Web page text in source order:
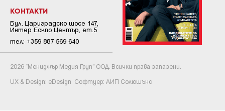
КОНТАКТИ
Бул. Цариградско шосе 147,
Интер Ескпо Център, ет.5
тел: +359 887 569 640
2026 “Мениджър Медия Груп” ООД. Всички права запазени.
UX & Design: eDesign Софтуер: АИП Солюшънс